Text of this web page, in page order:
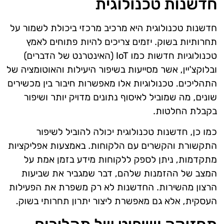
חדשנות טכנולוגית
חדשנות טכנולוגית היא מרכיב מרכזי ביכולת לשמור על
תחרותיות בשוק. יזמים צריכים להיות פתוחים לאמץ
טכנולוגיות חדשות כמו IoT (האינטרנט של הדברים)
ובלוקצ'יין, אשר מסייעות בשיפור היעילות והאוטומציה של
התהליכים. טכנולוגיות אלו מאפשרות חיבור בין מכשירים
שונים, מה שמוביל לאיסוף נתונים מדויק יותר ושיפור
בקבלת החלטות.
כמו כן, חדשנות טכנולוגית יכולה להוביל לשיפור
התקשורת והקשרים עם הלקוחות. באמצעות אפליקציות
מתקדמות, ניתן לספק ללקוחות מידע בזמן אמת על
המצב של ההזמנות שלהם, דבר שמגביר את שביעות
הרצון מהשירות. החדשנות לא רק משפרת את הפעילות
העסקית, אלא גם מאפשרת ליצור יתרון תחרותי בשוק.